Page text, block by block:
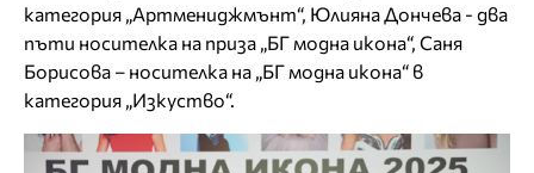
категория „Артмениджмънт“, Юлияна Дончева - два
пъти носителка на приза „БГ модна икона“, Саня
Борисова – носителка на „БГ модна икона“ в
категория „Изкуство“.